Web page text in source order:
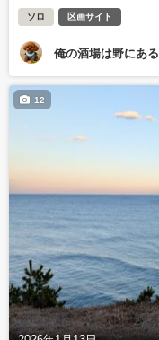
ソロ 区画サイト
俺の酒場は野にある
12